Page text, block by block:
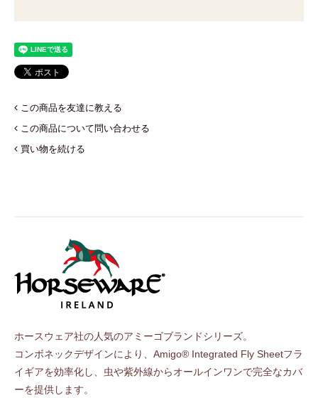
この商品を友達に教える
この商品について問い合わせる
買い物を続ける
ホースウェア社の人気のアミーゴブランドシリーズ。
コンボネックデザインにより、Amigo® Integrated Fly Sheetフラ
イギアを効率化し、虫や紫外線からオールインワンで完全なカバ
ーを提供します。